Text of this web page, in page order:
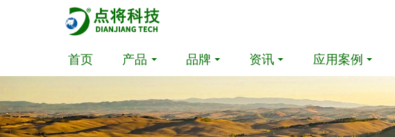
首页 产品 品牌 资讯 应用案例